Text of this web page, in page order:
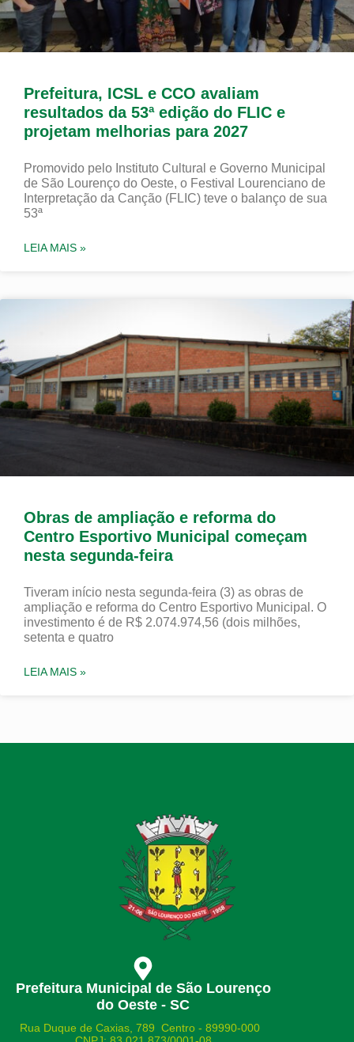
Prefeitura, ICSL e CCO avaliam
resultados da 53ª edição do FLIC e
projetam melhorias para 2027
Promovido pelo Instituto Cultural e Governo Municipal
de São Lourenço do Oeste, o Festival Lourenciano de
Interpretação da Canção (FLIC) teve o balanço de sua
53ª
LEIA MAIS »
Obras de ampliação e reforma do
Centro Esportivo Municipal começam
nesta segunda-feira
Tiveram início nesta segunda-feira (3) as obras de
ampliação e reforma do Centro Esportivo Municipal. O
investimento é de R$ 2.074.974,56 (dois milhões,
setenta e quatro
LEIA MAIS »
Prefeitura Municipal de São Lourenço
do Oeste - SC
Rua Duque de Caxias, 789 Centro - 89990-000